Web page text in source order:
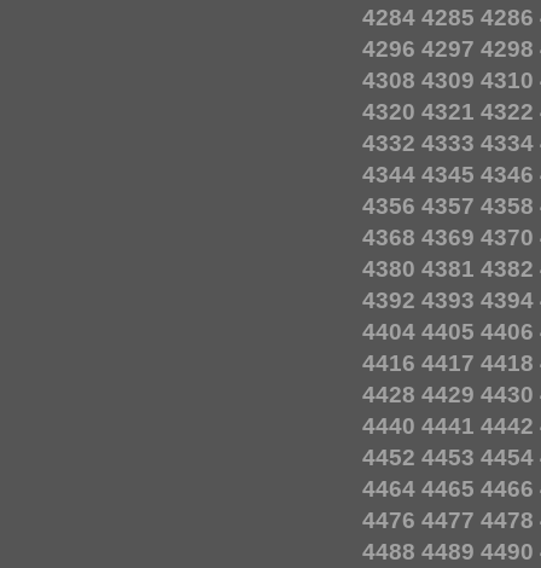
4284 4285 4286
4296 4297 4298
4308 4309 4310
4320 4321 4322
4332 4333 4334
4344 4345 4346
4356 4357 4358
4368 4369 4370
4380 4381 4382
4392 4393 4394
4404 4405 4406
4416 4417 4418
4428 4429 4430
4440 4441 4442
4452 4453 4454
4464 4465 4466
4476 4477 4478
4488 4489 4490